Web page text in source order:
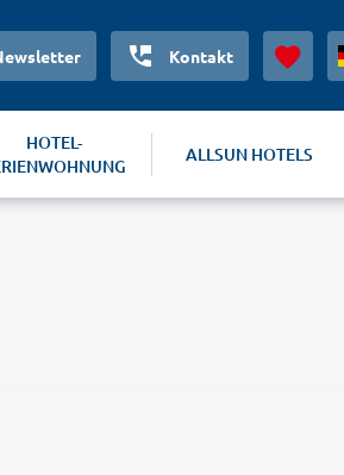
Kontakt
HOTEL-
ALLSUN HOTELS